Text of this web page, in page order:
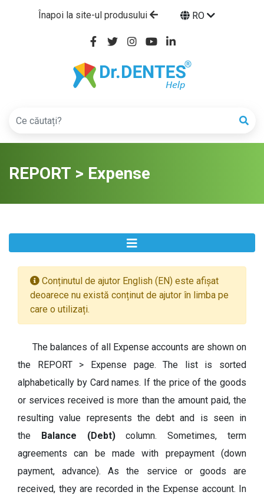
Înapoi la site-ul produsului RO
REPORT > Expense
Conținutul de ajutor English (EN) este afișat
deoarece nu există conținut de ajutor în limba pe
care o utilizați.
The balances of all Expense accounts are shown on
the REPORT > Expense page. The list is sorted
alphabetically by Card names. If the price of the goods
or services received is more than the amount paid, the
resulting value represents the debt and is seen in
the Balance (Debt)column. Sometimes, term
agreements can be made with prepayment (down
payment, advance). As the service or goods are
received, they are recorded in the Expense account. In